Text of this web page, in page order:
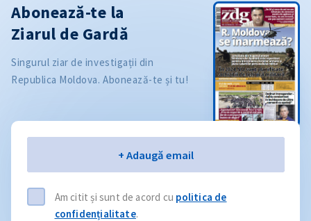
Abonează-te la
Ziarul de Gardă
Singurul ziar de investigații din
Republica Moldova. Abonează-te și tu!
+ Adaugă email
Am citit și sunt de acord cu politica de
confidențialitate.